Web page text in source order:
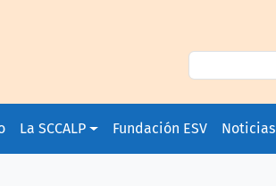
La SCCALP Fundación ESV Noticias